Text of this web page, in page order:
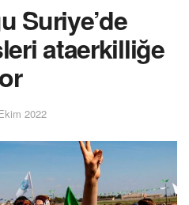
Suriye’de
ataerkilliğe
2022